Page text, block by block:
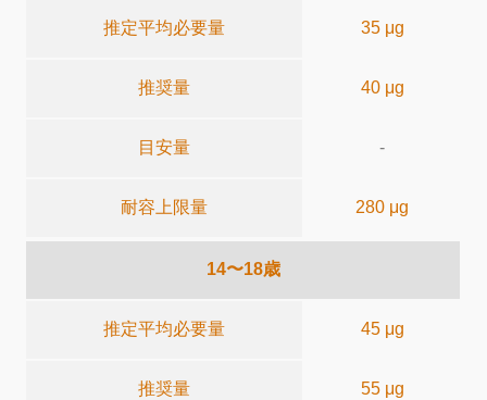
推定平均必要量 35 μg
推奨量 40 μg
目安量 -
耐容上限量 280 μg
14〜18歳
推定平均必要量 45 μg
推奨量 55 μg